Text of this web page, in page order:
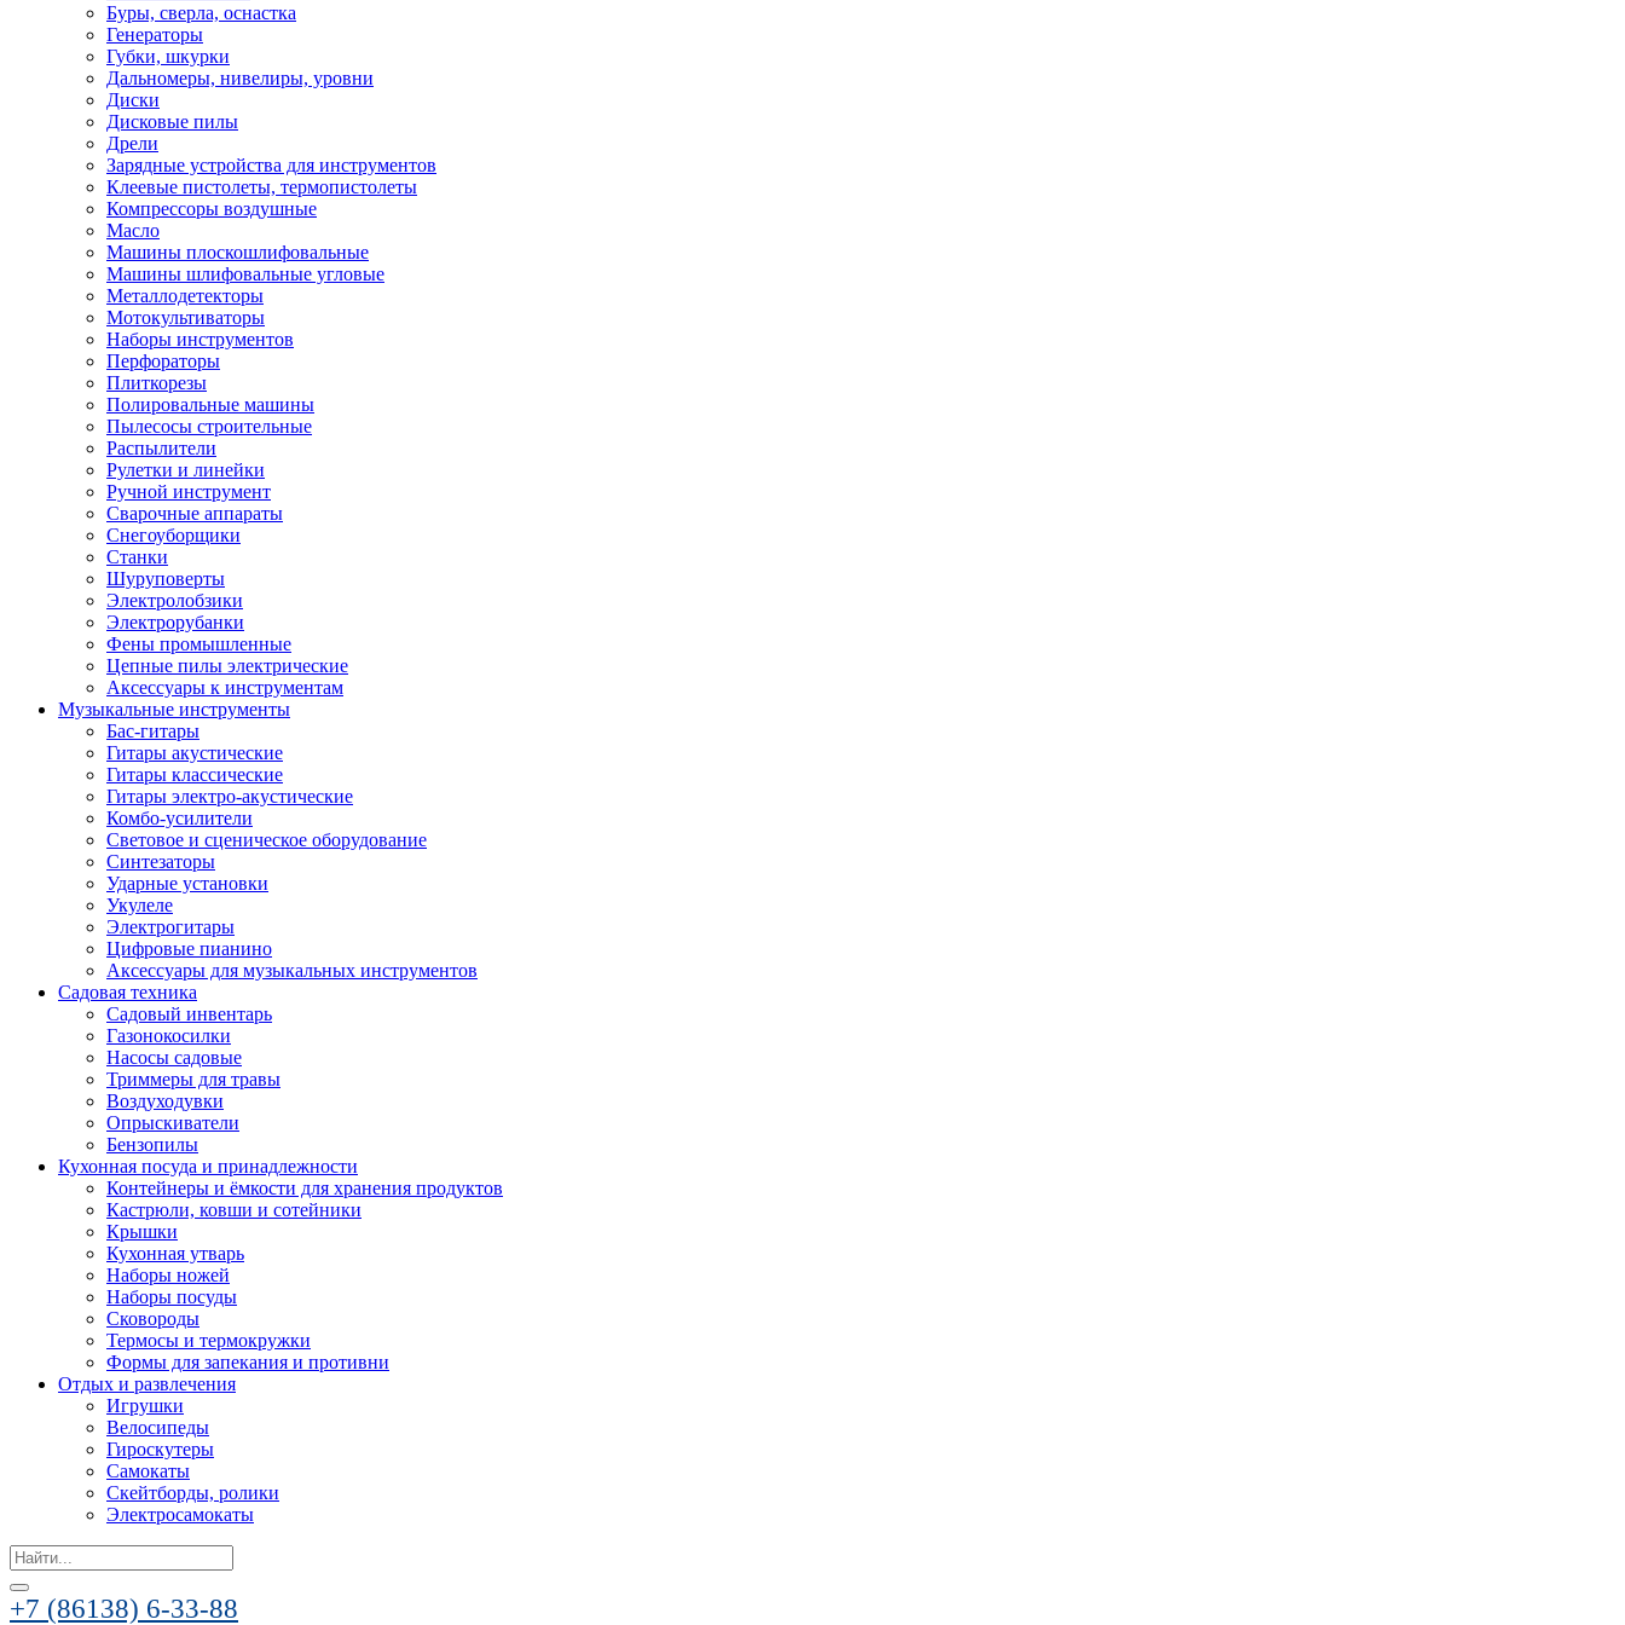
Буры, сверла, оснастка
Генераторы
Губки, шкурки
Дальномеры, нивелиры, уровни
Диски
Дисковые пилы
Дрели
Зарядные устройства для инструментов
Клеевые пистолеты, термопистолеты
Компрессоры воздушные
Масло
Машины плоскошлифовальные
Машины шлифовальные угловые
Металлодетекторы
Мотокультиваторы
Наборы инструментов
Перфораторы
Плиткорезы
Полировальные машины
Пылесосы строительные
Распылители
Рулетки и линейки
Ручной инструмент
Сварочные аппараты
Снегоуборщики
Станки
Шуруповерты
Электролобзики
Электрорубанки
Фены промышленные
Цепные пилы электрические
Аксессуары к инструментам
Музыкальные инструменты
Бас-гитары
Гитары акустические
Гитары классические
Гитары электро-акустические
Комбо-усилители
Световое и сценическое оборудование
Синтезаторы
Ударные установки
Укулеле
Электрогитары
Цифровые пианино
Аксессуары для музыкальных инструментов
Садовая техника
Садовый инвентарь
Газонокосилки
Насосы садовые
Триммеры для травы
Воздуходувки
Опрыскиватели
Бензопилы
Кухонная посуда и принадлежности
Контейнеры и ёмкости для хранения продуктов
Кастрюли, ковши и сотейники
Крышки
Кухонная утварь
Наборы ножей
Наборы посуды
Сковороды
Термосы и термокружки
Формы для запекания и противни
Отдых и развлечения
Игрушки
Велосипеды
Гироскутеры
Самокаты
Скейтборды, ролики
Электросамокаты
Search
for:
+7 (86138) 6-33-88